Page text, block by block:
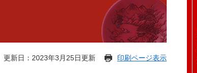
更新日：2023年3月25日更新 印刷ページ表示